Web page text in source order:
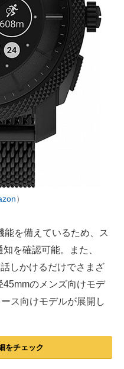
）
を備えているため、ス
を確認可能。また、
しかけるだけでさまざ
45mmのメンズ向けモデ
ス向けモデルが展開し
をチェック